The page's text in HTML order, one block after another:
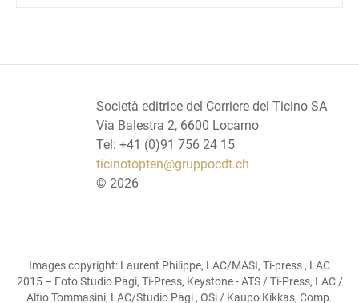
Società editrice del Corriere del Ticino SA
Via Balestra 2, 6600 Locarno
Tel: +41 (0)91 756 24 15
ticinotopten@gruppocdt.ch
© 2026
Images copyright: Laurent Philippe, LAC/MASI, Ti-press , LAC
2015 – Foto Studio Pagi, Ti-Press, Keystone - ATS / Ti-Press, LAC /
Alfio Tommasini, LAC/Studio Pagi , OSi / Kaupo Kikkas, Comp.